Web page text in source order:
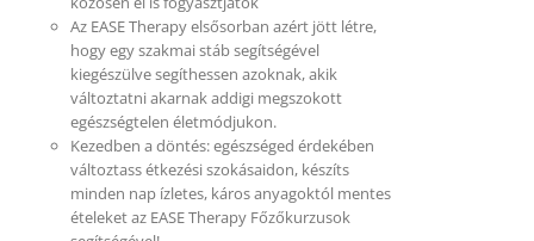
Az EASE Therapy elsősorban azért jött létre,
hogy egy szakmai stáb segítségével
kiegészülve segíthessen azoknak, akik
változtatni akarnak addigi megszokott
egészségtelen életmódjukon.
Kezedben a döntés: egészséged érdekében
változtass étkezési szokásaidon, készíts
minden nap ízletes, káros anyagoktól mentes
ételeket az EASE Therapy Főzőkurzusok